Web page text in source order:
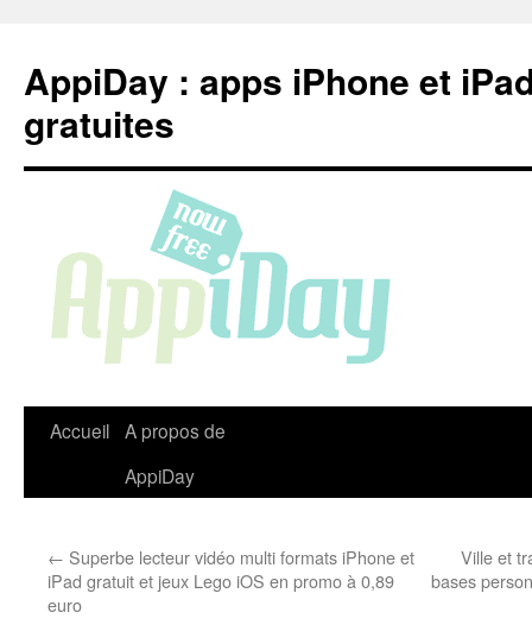
contenu
AppiDay : apps iPhone et
gratuites
Accueil A propos de
AppiDay
← Superbe lecteur vidéo multi formats iPhone et
iPad gratuit et jeux Lego iOS en promo à 0,89
euro
Ville et
bases